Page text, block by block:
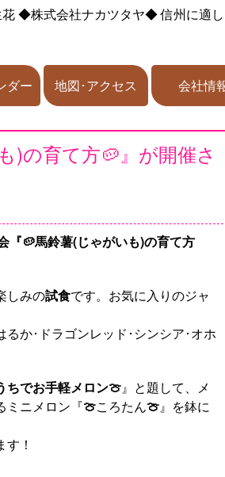
◆株式会社ナカツタヤ◆信州に適
ダー 地図･アクセス 会社情
)の育て方🥔』が開催さ
『🥔馬鈴薯(じゃがいも)の育て方
しみの試食です。お気に入りのジャ
か･ドラゴンレッド･シンシア･オホ
ちでお手軽メロン🍈』と題して、メ
ミニメロン『🍈ころたん🍈』を鉢に
！